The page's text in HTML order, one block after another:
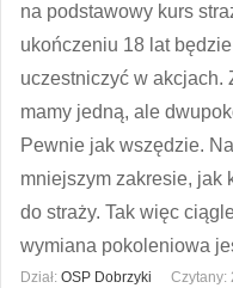
na podstawowy kurs
ukończeniu 18 lat
uczestniczyć w akcjach.
mamy jedną, ale
Pewnie jak wszędzie.
mniejszym zakresie, jak
do straży. Tak więc
wymiana pokoleniowa
Dział: OSP Dobrzyki
Czytany: